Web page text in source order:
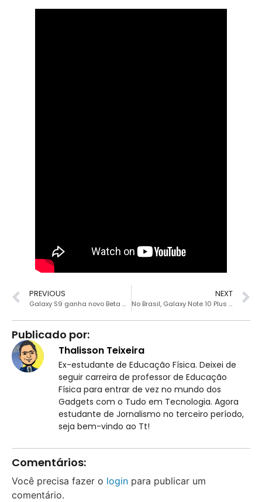
PREVIOUS
Galaxy S9 ganha novo Beta do Android 10, versão final está chegando
NEXT
No Brasil, Galaxy Note 10 Plus recebe Android 10
Publicado por:
Thalisson Teixeira
Ex-estudante de Educação Física. Deixei de
seguir carreira de professor de Educação
Física para entrar de vez no mundo dos
Gadgets com o Tudo em Tecnologia. Agora
estudante de Jornalismo no terceiro período,
seja bem-vindo ao Tt!
Comentários:
Você precisa fazer o login para publicar um
comentário.